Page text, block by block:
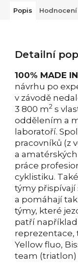
Popis Hodnocení
Detailní
100% MADE
návrhu po
v závodě
3 800 m2 s
oddělením a
laboratoří.
pracovníků (z
a
práce
cyklistiku.
týmy přispívají
a pomáhají
týmy, které
patří
reprezentace,
Yellow fluo,
team (triatlon)